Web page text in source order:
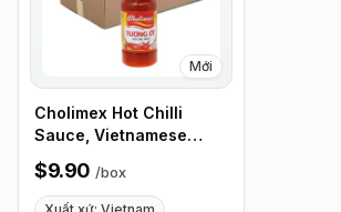
Mới
Cholimex Hot Chilli
Sauce, Vietnamese
Chilli Hot Sauce - 270g
(9.5 oz) 24 Bottles/Box
$9.90 /box
Xuất xứ: Vietnam